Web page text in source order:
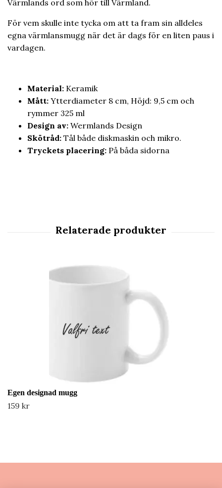
Värmlands ord som hör till Värmland.
För vem skulle inte tycka om att ta fram sin alldeles
egna värmlansmugg när det är dags för en liten paus i
vardagen.
Material: Keramik
Mått: Ytterdiameter 8 cm, Höjd: 9,5 cm och
rymmer 325 ml
Design av: Wermlands Design
Skötråd: Tål både diskmaskin och mikro.
Tryckets placering: På båda sidorna
Egen designad mugg
159 kr